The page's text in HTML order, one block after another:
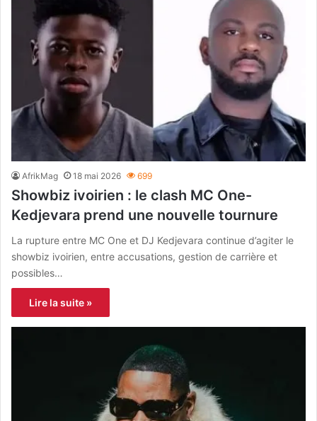
AfrikMag 18 mai 2026 699
Showbiz ivoirien : le clash MC One-
Kedjevara prend une nouvelle tournure
La rupture entre MC One et DJ Kedjevara continue d’agiter le
showbiz ivoirien, entre accusations, gestion de carrière et
possibles…
Lire la suite »